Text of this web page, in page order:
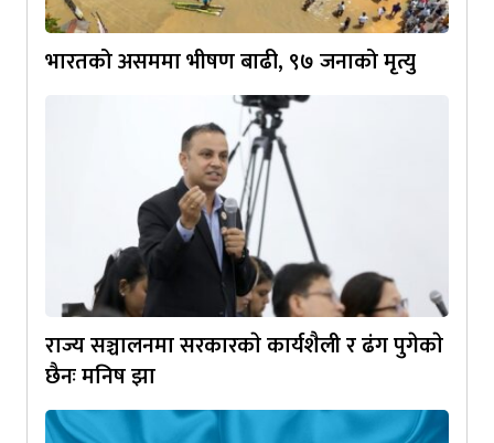
भारतको असममा भीषण बाढी, ९७ जनाको मृत्यु
राज्य सञ्चालनमा सरकारकाे कार्यशैली र ढंग पुगेकाे
छैनः मनिष झा